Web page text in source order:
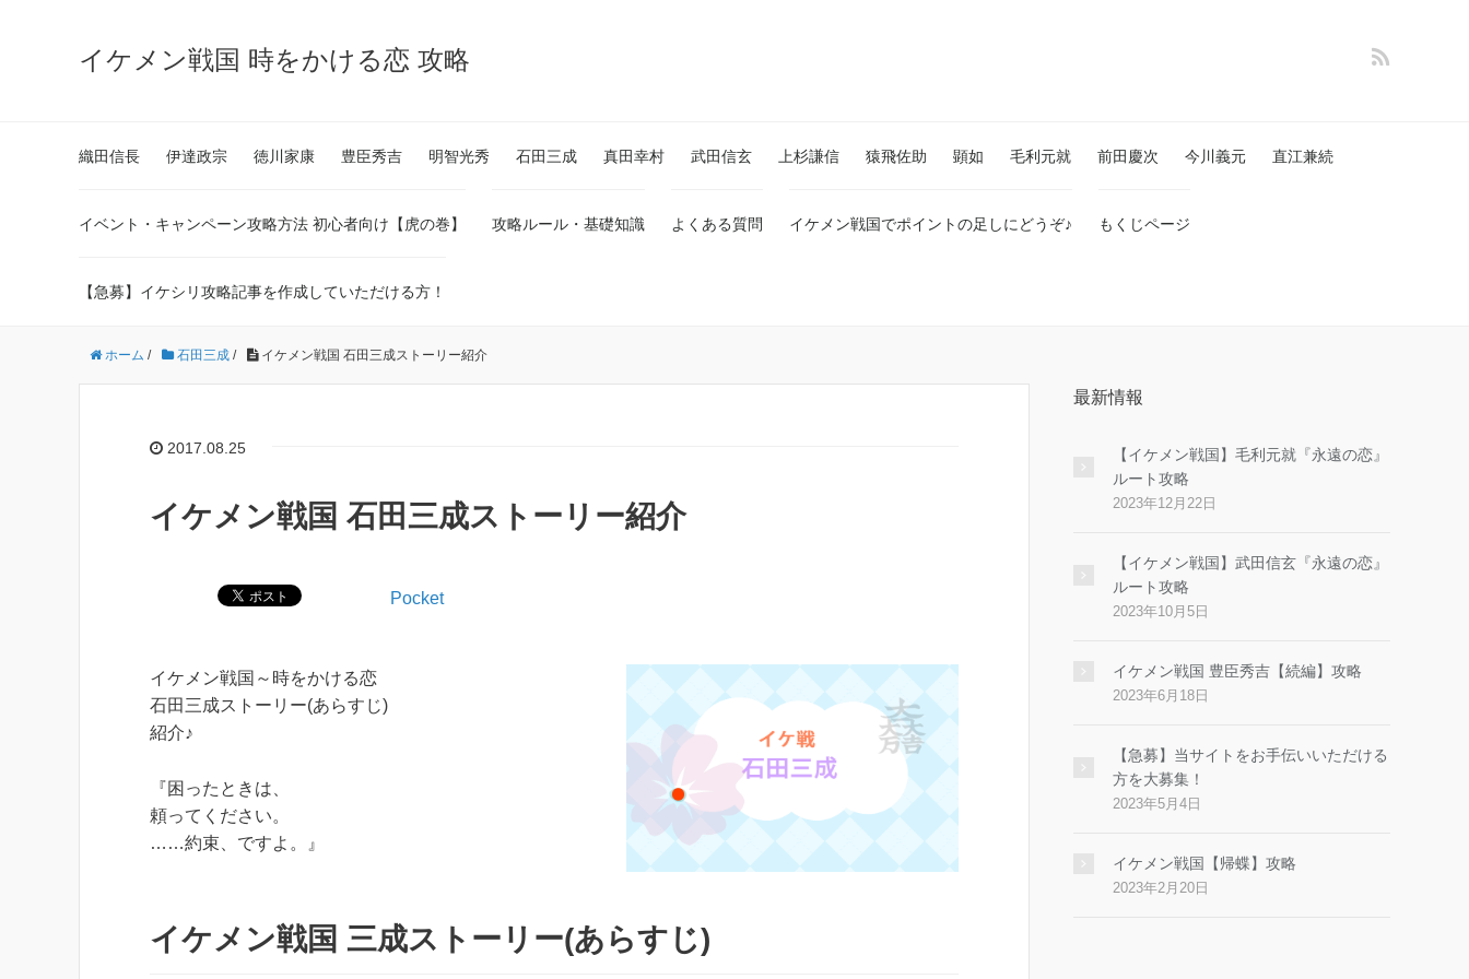
イケメン戦国 時をかける恋 攻略
織田信長 伊達政宗 徳川家康 豊臣秀吉 明智光秀 石田三成 真田幸村 武田信玄 上杉謙信 猿飛佐助 顕如 毛利元就 前田慶次 今川義元 直江兼続
イベント・キャンペーン攻略方法 初心者向け【虎の巻】 攻略ルール・基礎知識 よくある質問 イケメン戦国でポイントの足しにどうぞ♪ もくじページ
【急募】イケシリ攻略記事を作成していただける方！
ホーム / 石田三成 / イケメン戦国 石田三成ストーリー紹介
2017.08.25
イケメン戦国 石田三成ストーリー紹介
Pocket
イケメン戦国～時をかける恋
石田三成ストーリー(あらすじ)
紹介♪
『困ったときは、
頼ってください。
……約束、ですよ。』
イケメン戦国 三成ストーリー(あらすじ)
最新情報
【イケメン戦国】毛利元就『永遠の恋』
ルート攻略
2023年12月22日
【イケメン戦国】武田信玄『永遠の恋』
ルート攻略
2023年10月5日
イケメン戦国 豊臣秀吉【続編】攻略
2023年6月18日
【急募】当サイトをお手伝いいただける
方を大募集！
2023年5月4日
イケメン戦国【帰蝶】攻略
2023年2月20日